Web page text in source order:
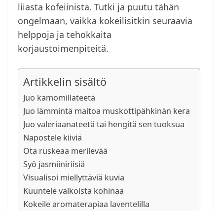
liiasta kofeiinista. Tutki ja puutu tähän
ongelmaan, vaikka kokeilisitkin seuraavia
helppoja ja tehokkaita
korjaustoimenpiteitä.
Artikkelin sisältö
Juo kamomillateetä
Juo lämmintä maitoa muskottipähkinän kera
Juo valeriaanateetä tai hengitä sen tuoksua
Napostele kiiviä
Ota ruskeaa merilevää
Syö jasmiiniriisiä
Visualisoi miellyttäviä kuvia
Kuuntele valkoista kohinaa
Kokeile aromaterapiaa laventelilla